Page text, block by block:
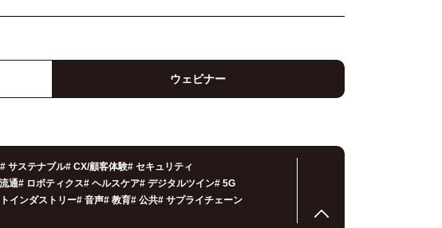
ウェビナー
# サステナブル# CX/顧客体験# セキュリティ
通# ロボティクス# ヘルスケア# デジタルツイン# 5G
インダストリー# 音声# 教育# 公共# サプライチェーン